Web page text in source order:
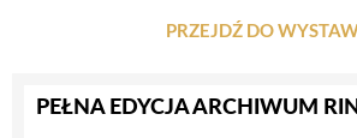
PRZEJDŹ DO
PEŁNA EDYCJA ARCHIWUM